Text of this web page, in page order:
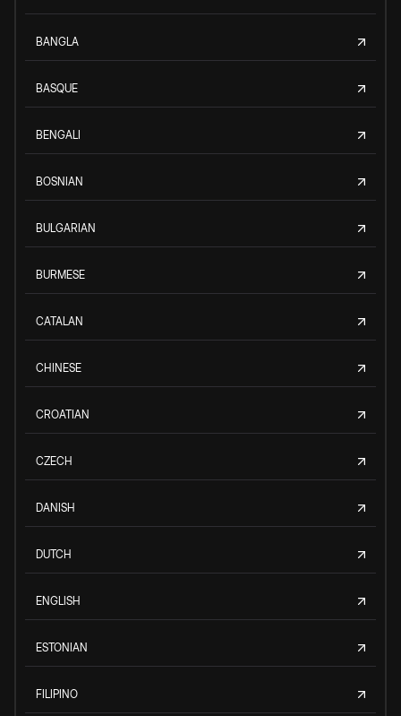
BANGLA
BASQUE
BENGALI
BOSNIAN
BULGARIAN
BURMESE
CATALAN
CHINESE
CROATIAN
CZECH
DANISH
DUTCH
ENGLISH
ESTONIAN
FILIPINO